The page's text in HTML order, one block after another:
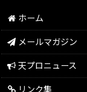
2024年
2023年
ホーム
メールマガジン
天プロニュース
リンク集